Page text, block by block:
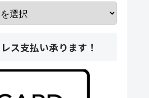
ス支払い承ります！